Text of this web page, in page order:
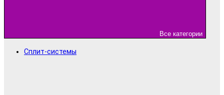
Все категории
Сплит-системы